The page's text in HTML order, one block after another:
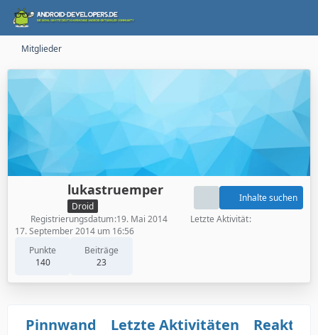
Mitglieder
lukastruemper
Droid
Punkte
140
Beiträge
23
Inhalte suchen
Registrierungsdatum 19. Mai 2014
Letzte Aktivität
17. September 2014 um 16:56
Pinnwand Letzte Aktivitäten